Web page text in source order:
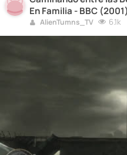
En Familia - BBC
AlienTumns_TV 6.1k